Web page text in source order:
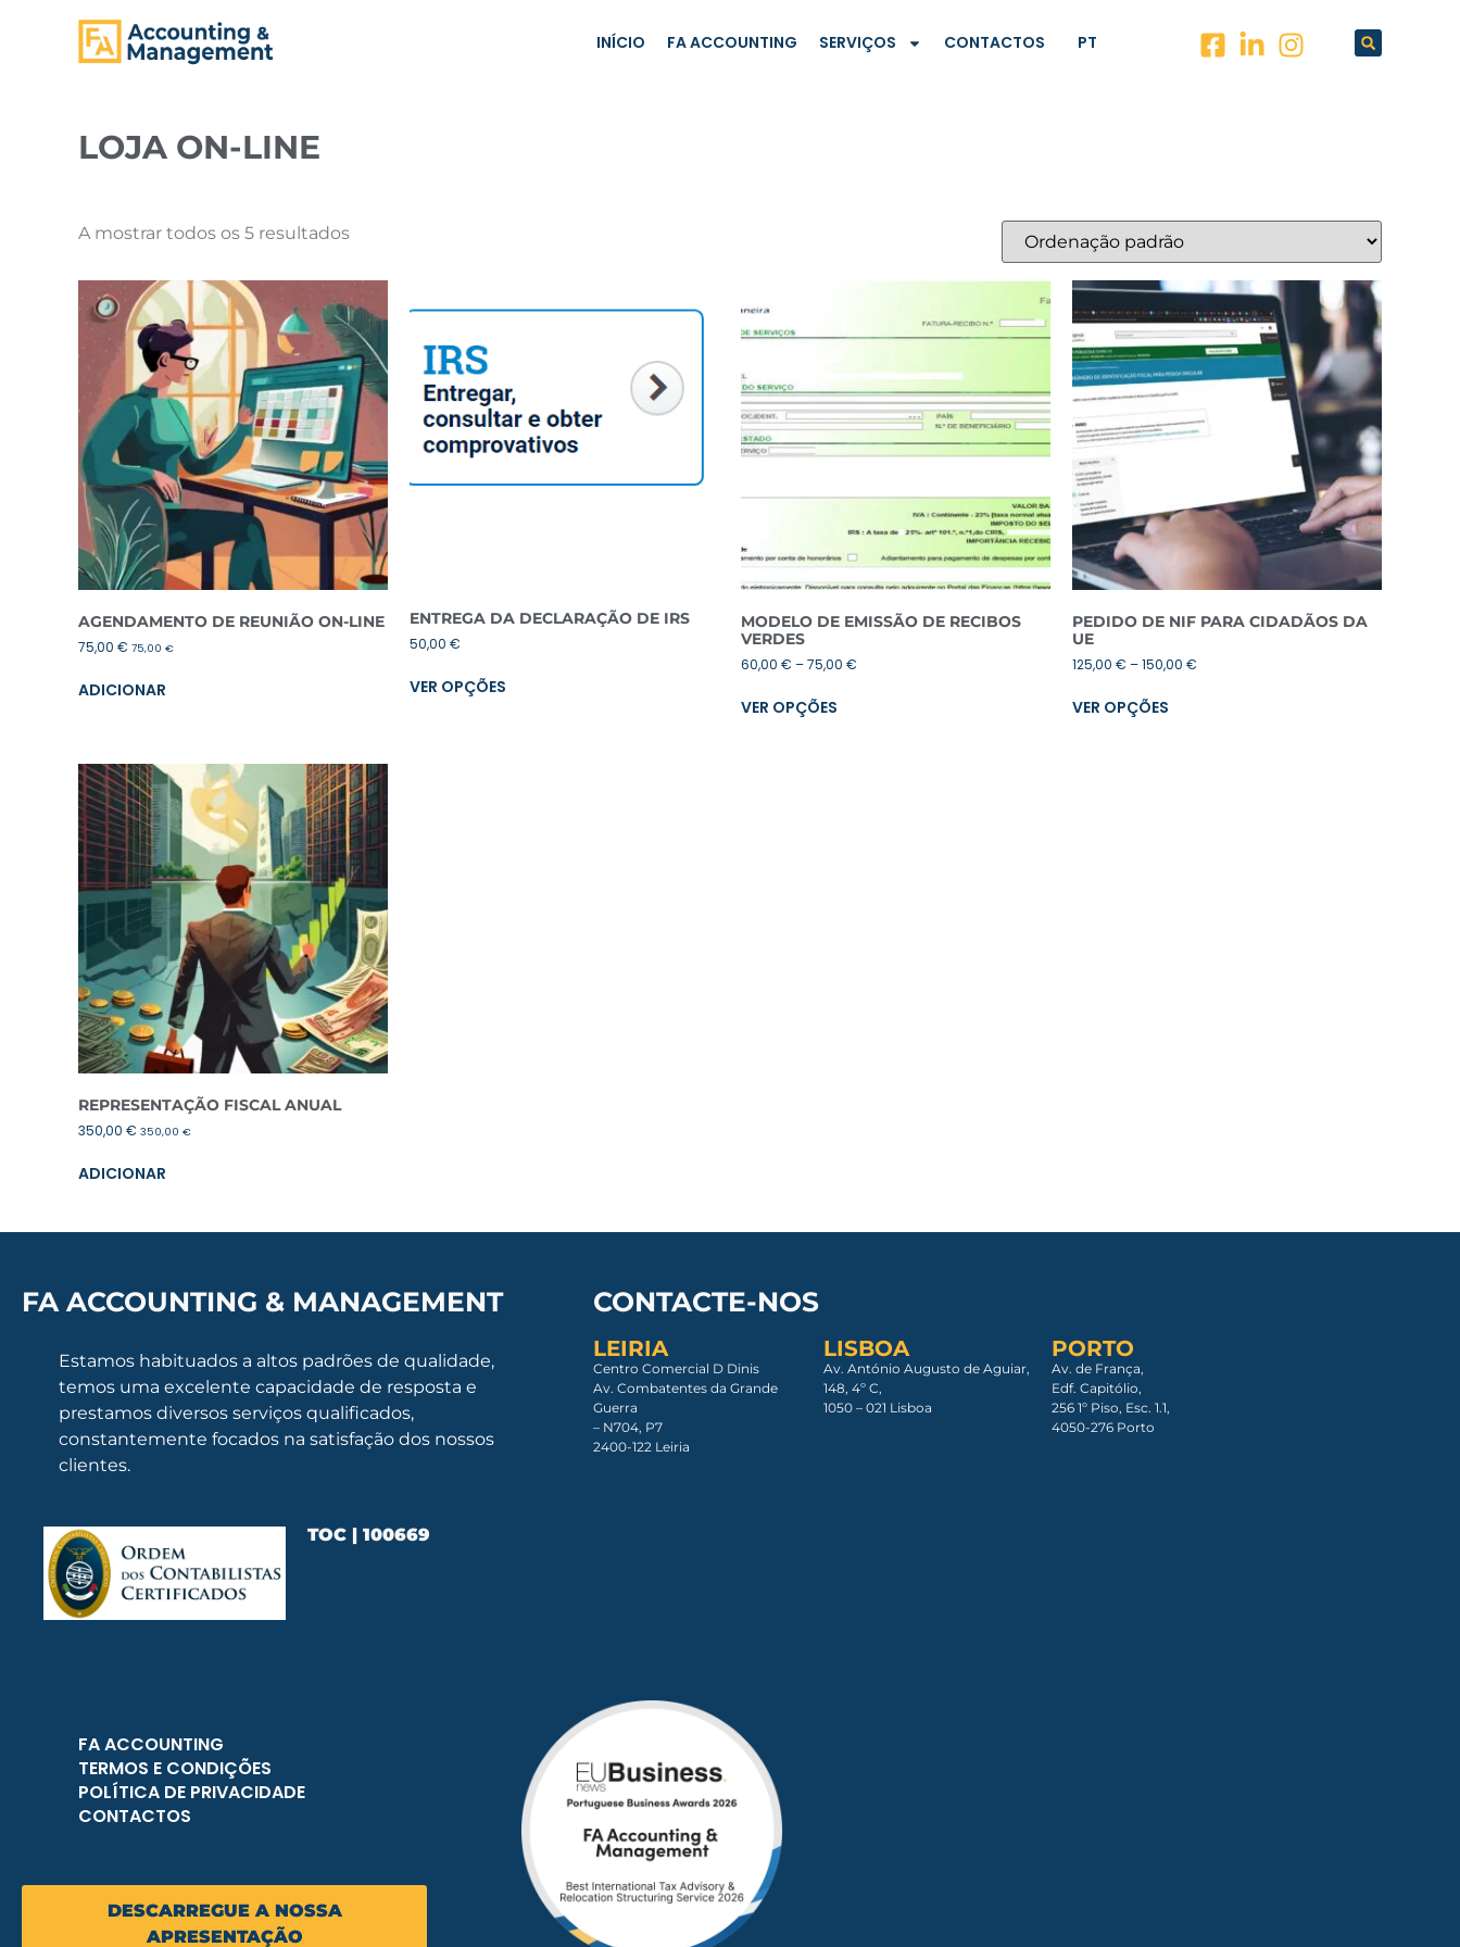
INÍCIO
FA ACCOUNTING SERVIÇOS CONTACTOS PT
LOJA ON-LINE
A mostrar todos os 5 resultados
AGENDAMENTO DE REUNIÃO ON-LINE
75,00 € 75,00 €
ADICIONAR
ENTREGA DA DECLARAÇÃO DE IRS
50,00 €
VER OPÇÕES
MODELO DE EMISSÃO DE RECIBOS
VERDES
60,00 € –75,00 €
VER OPÇÕES
PEDIDO DE NIF PARA CIDADÃOS DA
UE
125,00 € –150,00 €
VER OPÇÕES
REPRESENTAÇÃO FISCAL ANUAL
350,00 € 350,00 €
ADICIONAR
FA ACCOUNTING & MANAGEMENT
Estamos habituados a altos padrões de qualidade,
temos uma excelente capacidade de resposta e
prestamos diversos serviços qualificados,
constantemente focados na satisfação dos nossos
clientes.
TOC | 100669
CONTACTE-NOS
LEIRIA
Centro Comercial D Dinis
Av. Combatentes da Grande
Guerra
– N704, P7
2400-122 Leiria
LISBOA
Av. António Augusto de Aguiar,
148, 4º C,
1050 – 021 Lisboa​
PORTO
Av. de França,
Edf. Capitólio,
256 1º Piso, Esc. 1.1,
4050-276 Porto
FA ACCOUNTING
TERMOS E CONDIÇÕES
POLÍTICA DE PRIVACIDADE
CONTACTOS
DESCARREGUE A NOSSA
APRESENTAÇÃO